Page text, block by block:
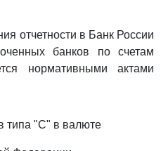
отчетности в Банк России
банков по счетам
нормативными актами
типа "С" в валюте